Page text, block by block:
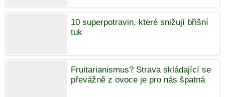
10 superpotravin, které snižují břišní
tuk
Fruitarianismus? Strava skládající se
převážně z ovoce je pro nás špatná